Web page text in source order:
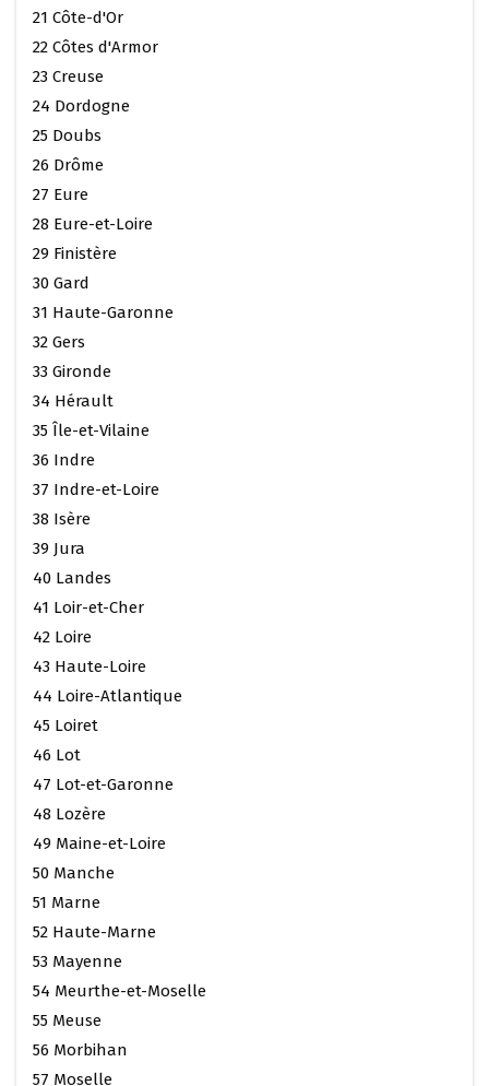
21 Côte-d'Or
22 Côtes d'Armor
23 Creuse
24 Dordogne
25 Doubs
26 Drôme
27 Eure
28 Eure-et-Loire
29 Finistère
30 Gard
31 Haute-Garonne
32 Gers
33 Gironde
34 Hérault
35 Île-et-Vilaine
36 Indre
37 Indre-et-Loire
38 Isère
39 Jura
40 Landes
41 Loir-et-Cher
42 Loire
43 Haute-Loire
44 Loire-Atlantique
45 Loiret
46 Lot
47 Lot-et-Garonne
48 Lozère
49 Maine-et-Loire
50 Manche
51 Marne
52 Haute-Marne
53 Mayenne
54 Meurthe-et-Moselle
55 Meuse
56 Morbihan
57 Moselle